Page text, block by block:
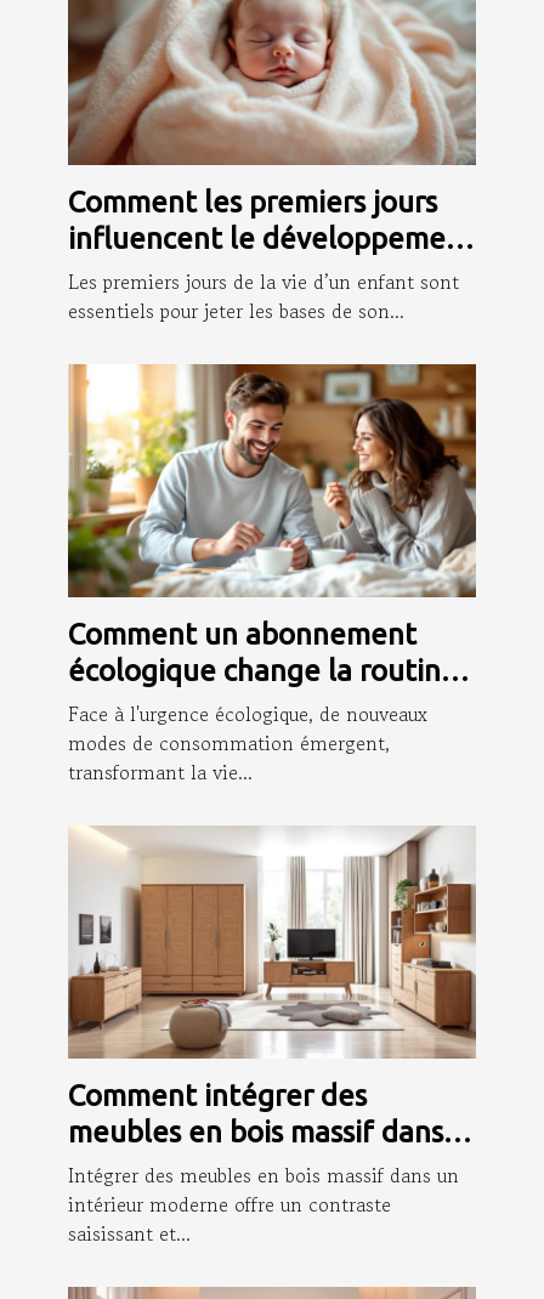
Comment les premiers jours
influencent le développement
infantile ?
Les premiers jours de la vie d’un enfant sont
essentiels pour jeter les bases de son...
Comment un abonnement
écologique change la routine
des jeunes parents ?
Face à l'urgence écologique, de nouveaux
modes de consommation émergent,
transformant la vie...
Comment intégrer des
meubles en bois massif dans
un intérieur moderne ?
Intégrer des meubles en bois massif dans un
intérieur moderne offre un contraste
saisissant et...